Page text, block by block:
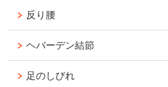
反り腰
ヘバーデン結節
足のしびれ